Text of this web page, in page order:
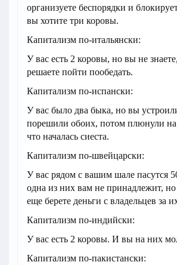
организуете беспорядки и
вы хотите три коровы.
Капитализм по-итальянски:
У вас есть 2 коровы, но вы не
решаете пойти пообедать.
Капитализм по-испански:
У вас было два быка, но вы
порешили обоих, потом плюнули на
что началась сиеста.
Капитализм по-швейцарски:
У вас рядом с вашим шале пасутся
одна из них вам не принадлежит,
еще берете деньги с владельцев за
Капитализм по-индийски:
У вас есть 2 коровы. И вы на них
Капитализм по-пакистански: